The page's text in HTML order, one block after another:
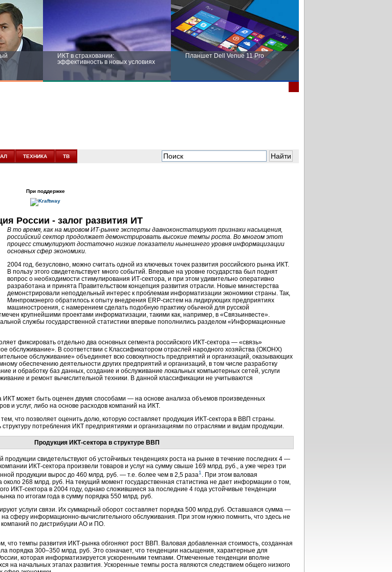
ИКТ в страховании:
эффективность в новых условиях
Планшет Dell Venue 11 Pro
новых условиях
ТЕХНИКА ТВ
При поддержке
России - залог развития ИТ
В то время, как на мировом ИТ-рынке эксперты давноконстатируют признаки насыщения,
российский сектор продолжает демонстрировать высокие темпы роста. Во многом этот
процесс стимулируют достаточно низкие показатели нынешнего уровня информацизации
основных сфер экономики.
2004 год, безусловно, можно считать одной из ключевых точек развития российского рынка ИКТ.
В пользу этого свидетельствует много событий. Впервые на уровне государства был поднят
вопрос о необходимости стимулирования ИТ-сектора, и при этом удивительно оперативно
разработана и принята Правительством концепция развития отрасли. Новые министерства
демонстрировали неподдельный интерес к проблемам информатизации экономики страны. Так,
Минпромэнерго обратилось к опыту внедрения ERP-систем на лидирующих предприятиях
машиностроения, с намерением сделать подобную практику обычной для русской
крупнейшими проектами информатизации, такими как, например, в «Связьинвесте».
службы государственной статистики впервые пополнились разделом «Информационные
фиксировать отдельно два основных сегмента российского ИКТ-сектора — «связь»
обслуживание». В соответствии с Классификатором отраслей народного хозяйства (ОКОНХ)
обслуживание» объединяет всю совокупность предприятий и организаций, оказывающих
обеспечению деятельности других предприятий и организаций, в том числе разработку
и обработку баз данных, создание и обслуживание локальных компьютерных сетей, услуги
и ремонт вычислительной техники. В данной классификации не учитываются
ИКТ может быть оценен двумя способами — на основе анализа объемов произведенных
и услуг, либо на основе расходов компаний на ИКТ.
что позволяет оценить долю, которую составляет продукция ИКТ-сектора в ВВП страны.
структуру потребления ИКТ предприятиями и организациями по отраслями и видам продукции.
Продукция ИКТ-секторав структуре ВВП
свидетельствуют об устойчивых тенденциях роста на рынке в течение последних 4 —
ИКТ-сектора произвели товаров и услуг на сумму свыше 169 млрд. руб., а уже через три
продукции вырос до 460 млрд. руб. — т.е. более чем в 2,5 раза1 . При этом валовая
около 268 млрд. руб. На текущий момент государственная статистика не дает информации о том,
ИКТ-сектора в 2004 году, однако сложившиеся за последние 4 года устойчивые тенденции
по итогам года в сумму порядка 550 млрд. руб.
услуги связи. Их суммарный оборот составляет порядка 500 млрд.руб. Оставшаяся сумма —
на сферу информационно-вычислительного обслуживания. При этом нужно помнить, что здесь не
по дистрибуции АО и ПО.
что темпы развития ИКТ-рынка обгоняют рост ВВП. Валовая добавленная стоимость, созданная
порядка 300–350 млрд. руб. Это означает, что тенденции насыщения, характерные для
которая информатизируется ускоренными темпами. Отмеченные тенденции вполне
на начальных этапах развития. Ускоренные темпы роста являются следствием общего низкого